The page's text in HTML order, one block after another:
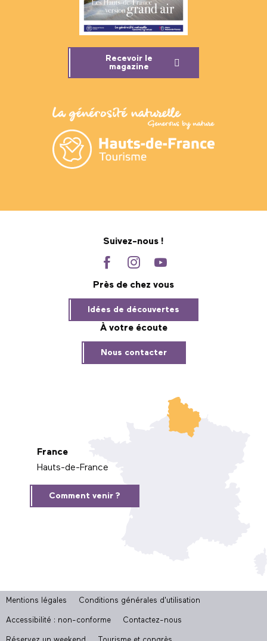
Recevoir le
magazine
Suivez-nous !
Près de chez vous
Idées de découvertes
À votre écoute
Nous contacter
France
Hauts-de-France
Comment venir ?
Mentions légales Conditions générales d'utilisation
Accessibilité : non-conforme Contactez-nous